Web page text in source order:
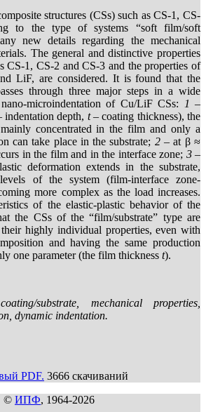
structures (CSs) such as CS-1, CS-
to the type of systems “soft film/soft
new details regarding the mechanical
The general and distinctive properties
СS-1, CS-2 and CS-3 and the properties of
LiF, are considered. It is found that the
through three major steps in a wide
microindentation of Cu/LiF CSs:
1 –
indentation depth, t– coating thickness), the
concentrated in the film and only a
can take place in the substrate; 2– at β ≈
in the film and in the interface zone; 3–
deformation extends in the substrate,
of the system (film-interface zone-
more complex as the load increases.
of the elastic-plastic behavior of the
the CSs of the “film/substrate” type are
highly individual properties, even with
and having the same production
one parameter (the film thickness t).
substrate, mechanical properties,
dynamic indentation.
PDF. 3666 скачиваний
© ИПФ, 1964-2026